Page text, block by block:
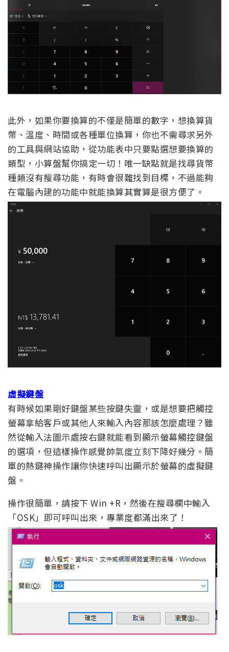
此外，如果你要換算的不僅是簡單的數字，想換算貨
幣、溫度、時間或各種單位換算，你也不需尋求另外
的工具與網站協助，從功能表中只要點選想要換算的
類型，小算盤幫你搞定一切！唯一缺點就是找尋貨幣
種類沒有搜尋功能，有時會很難找到目標，不過能夠
在電腦內建的功能中就能換算其實算是很方便了。
虛擬鍵盤
有時候如果剛好鍵盤某些按鍵失靈，或是想要把觸控
螢幕拿給客戶或其他人來輸入內容那該怎麼處理？雖
然從輸入法圖示處按右鍵就能看到顯示螢幕觸控鍵盤
的選項，但這樣操作感覺帥氣度立刻下降好幾分。簡
單的熱鍵神操作讓你快速呼叫出顯示於螢幕的虛擬鍵
盤。
操作很簡單，請按下 Win +R，然後在搜尋欄中輸入
「OSK」即可呼叫出來，專業度都滿出來了！